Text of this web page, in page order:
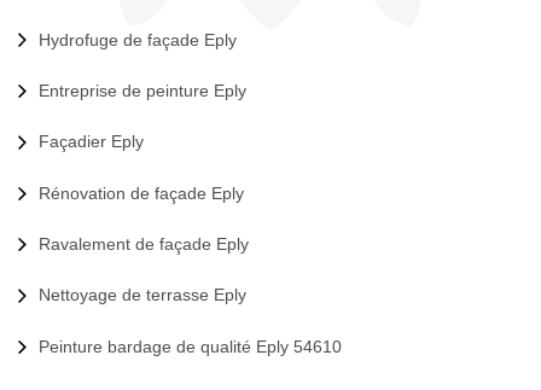
Hydrofuge de façade Eply
Entreprise de peinture Eply
Façadier Eply
Rénovation de façade Eply
Ravalement de façade Eply
Nettoyage de terrasse Eply
Peinture bardage de qualité Eply 54610